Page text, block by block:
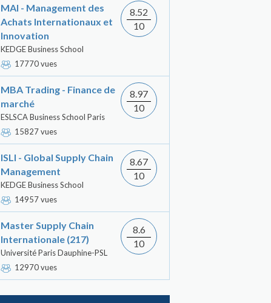
MAI - Management des
Achats Internationaux et
Innovation
KEDGE Business School
17770 vues
8.52
10
MBA Trading - Finance de
marché
ESLSCA Business School Paris
15827 vues
8.97
10
ISLI - Global Supply Chain
Management
KEDGE Business School
14957 vues
8.67
10
Master Supply Chain
Internationale (217)
Université Paris Dauphine-PSL
12970 vues
8.6
10